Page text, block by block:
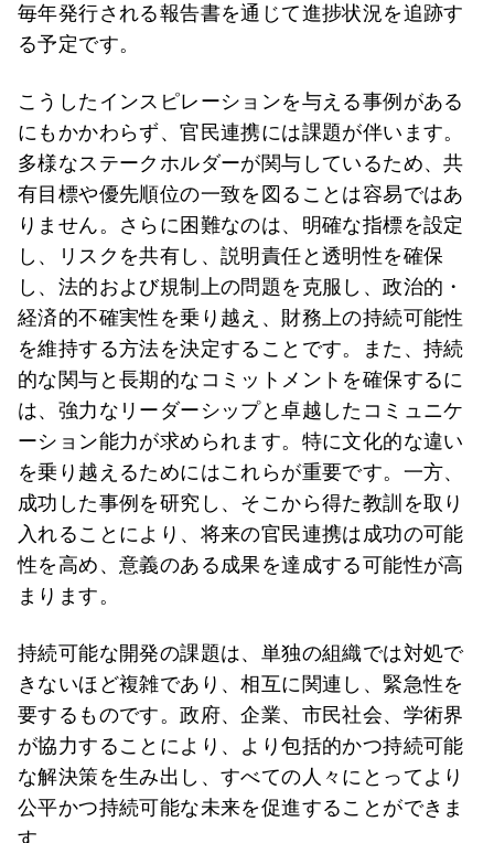
毎年発行される報告書を通じて進捗状況を追跡す
る予定です。
こうしたインスピレーションを与える事例がある
にもかかわらず、官民連携には課題が伴います。
多様なステークホルダーが関与しているため、共
有目標や優先順位の一致を図ることは容易ではあ
りません。さらに困難なのは、明確な指標を設定
し、リスクを共有し、説明責任と透明性を確保
し、法的および規制上の問題を克服し、政治的・
経済的不確実性を乗り越え、財務上の持続可能性
を維持する方法を決定することです。また、持続
的な関与と長期的なコミットメントを確保するに
は、強力なリーダーシップと卓越したコミュニケ
ーション能力が求められます。特に文化的な違い
を乗り越えるためにはこれらが重要です。一方、
成功した事例を研究し、そこから得た教訓を取り
入れることにより、将来の官民連携は成功の可能
性を高め、意義のある成果を達成する可能性が高
まります。
持続可能な開発の課題は、単独の組織では対処で
きないほど複雑であり、相互に関連し、緊急性を
要するものです。政府、企業、市民社会、学術界
が協力することにより、より包括的かつ持続可能
な解決策を生み出し、すべての人々にとってより
公平かつ持続可能な未来を促進することができま
す。